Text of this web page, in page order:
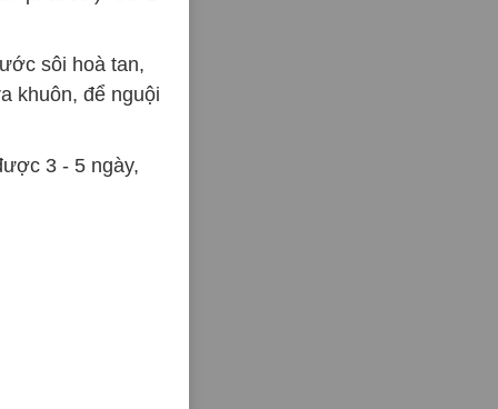
sôi hoà tan,
khuôn, để nguội
3 - 5 ngày,